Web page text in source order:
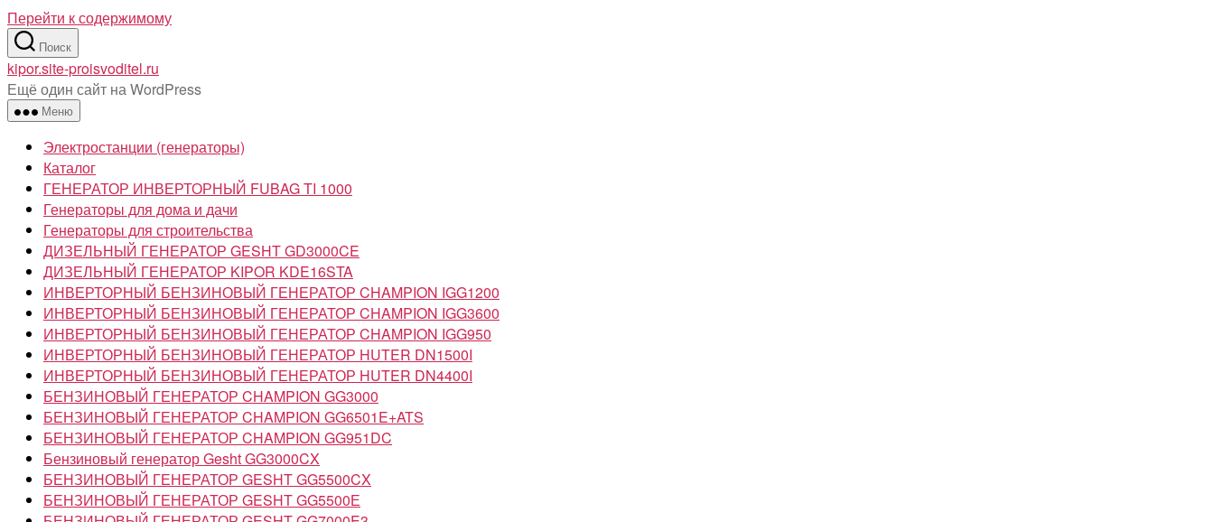
Перейти к содержимому
Поиск
kipor.site-proisvoditel.ru
Ещё один сайт на WordPress
Меню
Электростанции (генераторы)
Каталог
ГЕНЕРАТОР ИНВЕРТОРНЫЙ FUBAG TI 1000
Генераторы для дома и дачи
Генераторы для строительства
ДИЗЕЛЬНЫЙ ГЕНЕРАТОР GESHT GD3000CE
ДИЗЕЛЬНЫЙ ГЕНЕРАТОР KIPOR KDE16STA
ИНВЕРТОРНЫЙ БЕНЗИНОВЫЙ ГЕНЕРАТОР CHAMPION IGG1200
ИНВЕРТОРНЫЙ БЕНЗИНОВЫЙ ГЕНЕРАТОР CHAMPION IGG3600
ИНВЕРТОРНЫЙ БЕНЗИНОВЫЙ ГЕНЕРАТОР CHAMPION IGG950
ИНВЕРТОРНЫЙ БЕНЗИНОВЫЙ ГЕНЕРАТОР HUTER DN1500I
ИНВЕРТОРНЫЙ БЕНЗИНОВЫЙ ГЕНЕРАТОР HUTER DN4400I
БЕНЗИНОВЫЙ ГЕНЕРАТОР CHAMPION GG3000
БЕНЗИНОВЫЙ ГЕНЕРАТОР CHAMPION GG6501E+ATS
БЕНЗИНОВЫЙ ГЕНЕРАТОР CHAMPION GG951DC
Бензиновый генератор Gesht GG3000CX
БЕНЗИНОВЫЙ ГЕНЕРАТОР GESHT GG5500CX
БЕНЗИНОВЫЙ ГЕНЕРАТОР GESHT GG5500Е